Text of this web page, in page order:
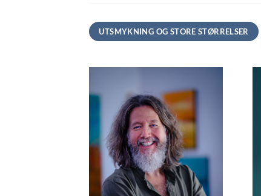
UTSMYKNING OG STORE STØRRELSER